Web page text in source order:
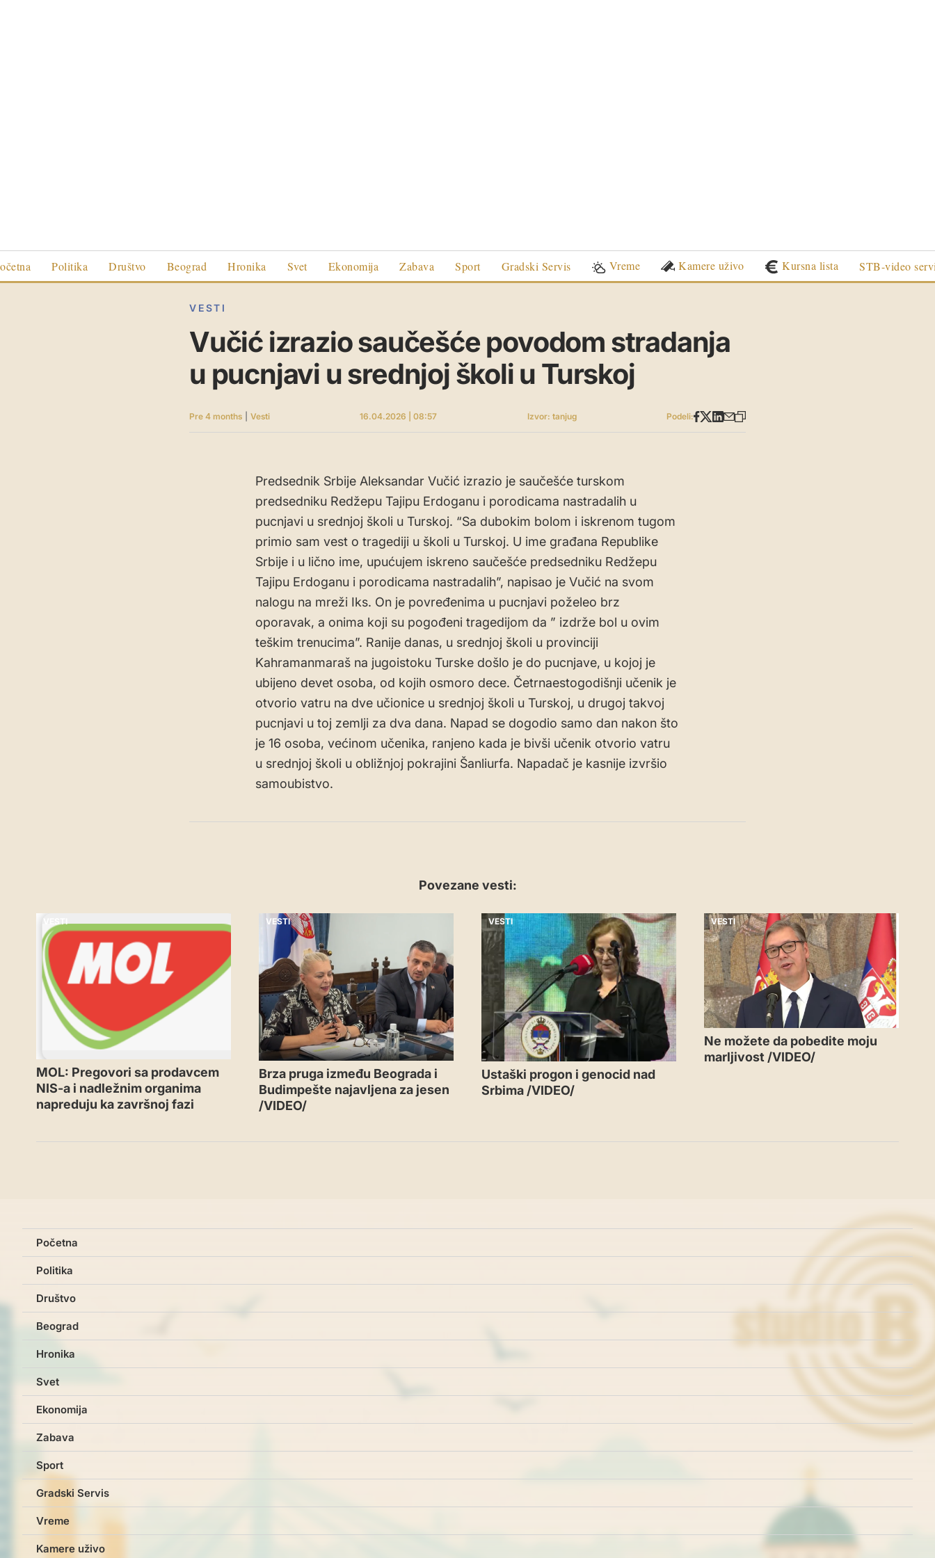
Politika Društvo Beograd Hronika Svet Ekonomija Zabava Sport Gradski Servis Vreme Kamere uživo Kursna lista STB-video
VESTI
Vučić izrazio saučešće povodom stradanja
u pucnjavi u srednjoj školi u Turskoj
Pre 4 months Vesti 16.04.2026 | 08:57 Izvor: tanjug Podeli:
Predsednik Srbije Aleksandar Vučić izrazio je saučešće turskom
predsedniku Redžepu Tajipu Erdoganu i porodicama nastradalih u
pucnjavi u srednjoj školi u Turskoj. “Sa dubokim bolom i iskrenom tugom
primio sam vest o tragediji u školi u Turskoj. U ime građana Republike
Srbije i u lično ime, upućujem iskreno saučešće predsedniku Redžepu
Tajipu Erdoganu i porodicama nastradalih”, napisao je Vučić na svom
nalogu na mreži Iks. On je povređenima u pucnjavi poželeo brz
oporavak, a onima koji su pogođeni tragedijom da ” izdrže bol u ovim
teškim trenucima”. Ranije danas, u srednjoj školi u provinciji
Kahramanmaraš na jugoistoku Turske došlo je do pucnjave, u kojoj je
ubijeno devet osoba, od kojih osmoro dece. Četrnaestogodišnji učenik je
otvorio vatru na dve učionice u srednjoj školi u Turskoj, u drugoj takvoj
pucnjavi u toj zemlji za dva dana. Napad se dogodio samo dan nakon što
je 16 osoba, većinom učenika, ranjeno kada je bivši učenik otvorio vatru
u srednjoj školi u obližnjoj pokrajini Šanliurfa. Napadač je kasnije izvršio
samoubistvo.
Povezane vesti:
VESTI
MOL: Pregovori sa prodavcem
NIS-a i nadležnim organima
napreduju ka završnoj fazi
VESTI
Brza pruga između Beograda i
Budimpešte najavljena za jesen
/VIDEO/
VESTI
Ustaški progon i genocid nad
Srbima /VIDEO/
VESTI
Ne možete da pobedite moju
marljivost /VIDEO/
Početna
Politika
Društvo
Beograd
Hronika
Svet
Ekonomija
Zabava
Sport
Gradski Servis
Vreme
Kamere uživo